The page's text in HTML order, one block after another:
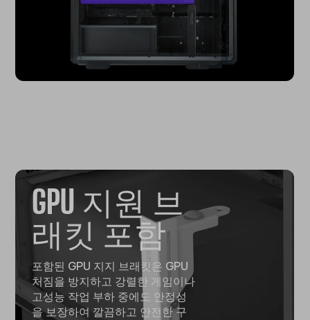
GPU 지원 브
래킷 포함
포함된 GPU 지지 브래킷은 GPU
처짐을 방지하고 강렬한 게임이나
고성능 작업 부하 중에도 안정성
을 보장하여 깔끔하고 안전한 구